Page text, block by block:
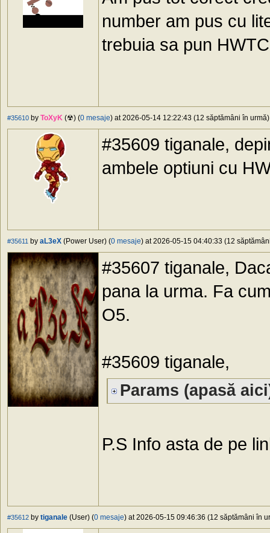
number am pus cu
trebuia sa pun
#35610 by ToXyK (☢) (0 mesaje) at 2026-05-14 12:22:43 (12 săptămâni în urmă)
#35609 tiganale,
ambele optiuni cu
#35611 by aL3eX (Power User) (0 mesaje) at 2026-05-15 04:40:33 (12
#35607 tiganale,
pana la urma. Fa
O5.
#35609 tiganale,
Params (apasă
P.S Info asta de pe
#35612 by tiganale (User) (0 mesaje) at 2026-05-15 09:46:36 (12 săptămâni în